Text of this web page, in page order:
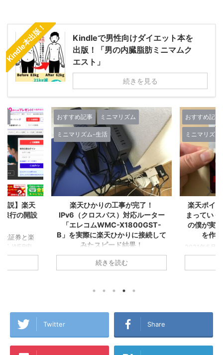
Kindle本出版！
Kindleで男性向けダイエット本を
出版！「男の内臓脂肪ミニマムク
エスト」
続きを見る
完了！
ルーター
接続して
！
おうちの
理論で
で使ってい
のアパー
おすすめ記事 ミニマリズム
ミニマリズム-生活
楽天ポイントが自動でどんどん貯
まっていく！『楽天経済圏2年生』
の僕が実感した誰もが楽天カード
を作るべき１２の理由！
2021年5月に▼『楽天経済圏』で生き
ていくことを決意し、その後すぐに楽
天カードを2枚発行してこの夏で無事
『楽天経済圏』にどっぷりとハマった
も含めた『楽天経済圏』という視点か
ら誰もが楽天カードを発行するメリッ
経済圏』に入ろうか悩んでいる方、各
続きを読む
おすすめ記事
ミニマリズ
人生-考え方
Kindle本
る！増や
ら『楽
お金が貯ま
ゼロから『
済圏』に入
Twitter Share